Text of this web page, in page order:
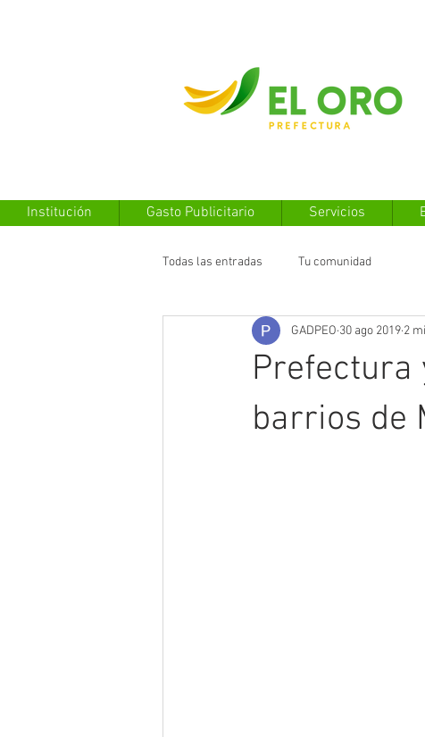
Institución Gasto Publicitario Servicios
Todas las entradas Tu comunidad
Prefectura
barrios de
GADPEO 30 ago 2019 2